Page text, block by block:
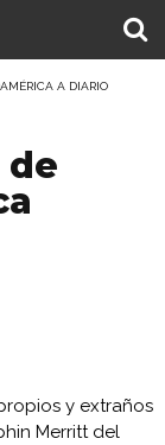
A DIARIO
de
y extraños
Merritt del